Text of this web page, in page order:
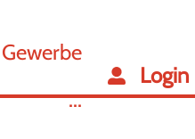
Gewerbe
...
Login